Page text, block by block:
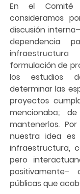
En el Comité
consideramos
discusión
dependencia
formulación de
los estudios
determinar las
proyectos
mencionaba;
mantenerlos.
nuestra idea
infraestructura,
pero
públicas que